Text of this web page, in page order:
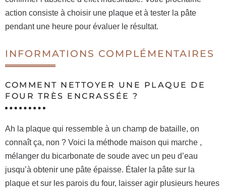
action consiste à choisir une plaque et à tester la pâte
pendant une heure pour évaluer le résultat.
INFORMATIONS COMPLÉMENTAIRES
COMMENT NETTOYER UNE PLAQUE DE
FOUR TRÈS ENCRASSÉE ?
Ah la plaque qui ressemble à un champ de bataille, on
connaît ça, non ? Voici la méthode maison qui marche ,
mélanger du bicarbonate de soude avec un peu d’eau
jusqu’à obtenir une pâte épaisse. Étaler la pâte sur la
plaque et sur les parois du four, laisser agir plusieurs heures